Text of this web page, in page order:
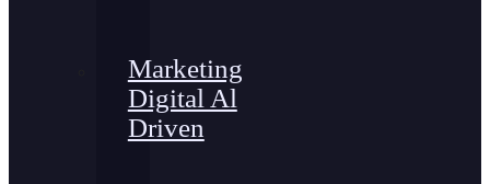
Marketing
Digital Al
Driven